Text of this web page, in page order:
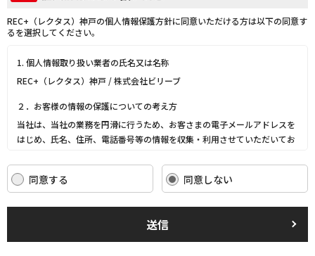
REC+（レクタス）神戸の個人情報保護方針に同意いただける方は以下の同意す
るを選択してください。
1. 個人情報取り扱い業者の氏名又は名称
REC+（レクタス）神戸 / 株式会社ビリーブ
２．お客様の情報の保護についての考え方
当社は、当社の業務を円滑に行うため、お客さまの電子メールアドレスを
はじめ、氏名、住所、電話番号等の情報を収集・利用させていただいてお
当社は、これらのお客さまの個人情報（以下「お客さま情報」といいま
す。）の適正な保護を重大な責務と認識し、この責務を果たすために、次
法令を遵守し、適切に取り扱います。また、適宜取扱いの改善に努めま
す。
同意する 同意しない
送信